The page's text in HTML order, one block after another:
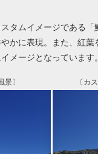
タムイメージである「
かに表現。また、紅
メージとなっています。
景〕 〔カ